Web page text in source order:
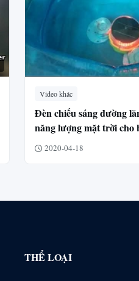
Video khác
Đèn chiếu sáng đường
năng lượng mặt trời cho
thăng và đường băng 12cd
2020-04-18
THỂ LOẠI